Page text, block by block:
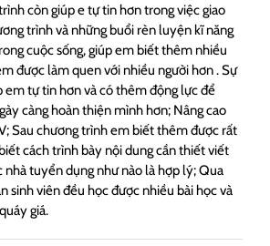
còn giúp e tự tin hơn trong việc giao
trình và những buổi rèn luyện kĩ năng
cuộc sống, giúp em biết thêm nhiều
được làm quen với nhiều người hơn . Sự
em tự tin hơn và có thêm động lực để
càng hoàn thiện mình hơn; Nâng cao
Sau chương trình em biết thêm được rất
cách trình bày nội dung cần thiết viết
nhà tuyển dụng như nào là hợp lý; Qua
sinh viên đều học được nhiều bài học và
giá.